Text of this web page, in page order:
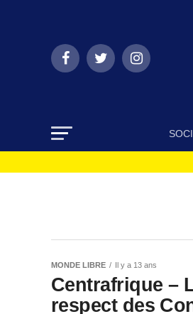
MONDE LIBRE Il y a 13 ans
Centrafrique –
respect des